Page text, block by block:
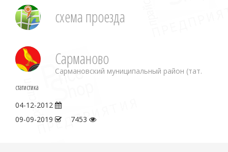
схема проезда
Сарманово
Сармановский муниципальный район (тат.
статистика
04-12-2012
09-09-2019
7453